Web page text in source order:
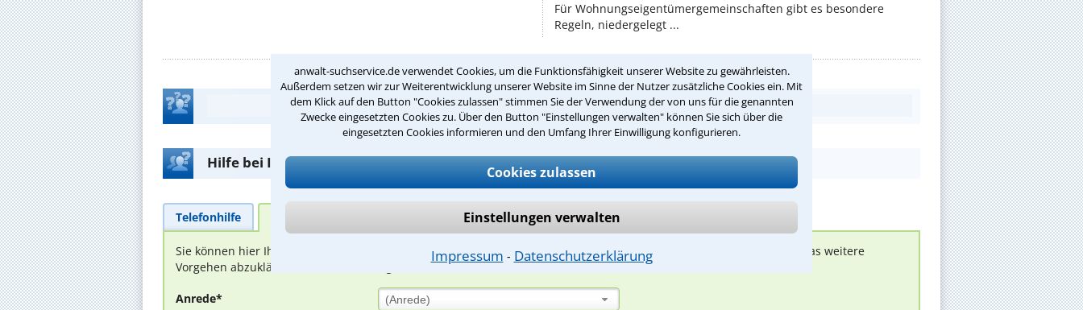
anwalt-suchservice.de verwendet Cookies, um die Funktionsfähigkeit unserer Website zu gewährleisten.
Außerdem setzen wir zur Weiterentwicklung unserer Website im Sinne der Nutzer zusätzliche Cookies ein. Mit
dem Klick auf den Button "Cookies zulassen" stimmen Sie der Verwendung der von uns für die genannten
Zwecke eingesetzten Cookies zu. Über den Button "Einstellungen verwalten" können Sie sich über die
eingesetzten Cookies informieren und den Umfang Ihrer Einwilligung konfigurieren.
Cookies zulassen
Einstellungen verwalten
Impressum ⁃ Datenschutzerklärung
Für Wohnungseigentümergemeinschaften gibt es besondere
Regeln, niedergelegt ...
Teste Dein Rechtswissen
Hilfe bei Ihrer Anwaltsuche?
Telefonhilfe
Sie können hier Ihren Fall schildern. Anschließend werden sich spezialisierte Rechtsanwälte bei Ihnen melden, um das weitere
Vorgehen abzuklären. Die Rückmeldung durch einen Anwalt ist für Sie kostenlos.
Anrede* (Anrede)